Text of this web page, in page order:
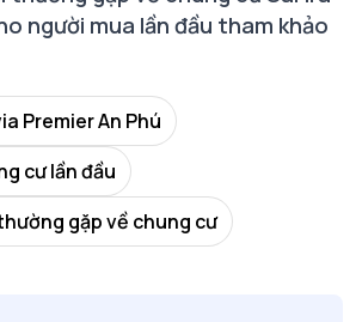
người mua lần đầu tham khảo
Premier An Phú
cư lần đầu
gặp về chung cư